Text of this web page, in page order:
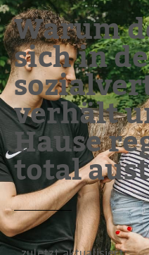
Warum
sich in
verhält
Hause
total